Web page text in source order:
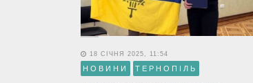
18 СІЧНЯ 2025, 11:54
НОВИНИ ТЕРНОПІЛЬ